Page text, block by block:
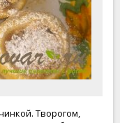
Творогом,